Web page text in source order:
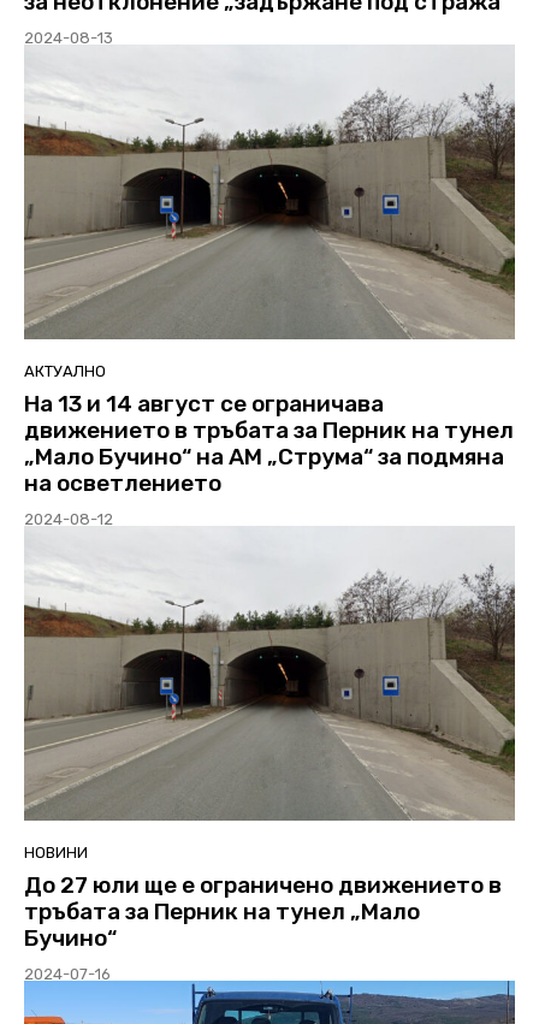
2024-08-13
АКТУАЛНО
На 13 и 14 август се ограничава
движението в тръбата за Перник на тунел
„Мало Бучино“ на АМ „Струма“ за подмяна
на осветлението
2024-08-12
НОВИНИ
До 27 юли ще е ограничено движението в
тръбата за Перник на тунел „Мало
Бучино“
2024-07-16